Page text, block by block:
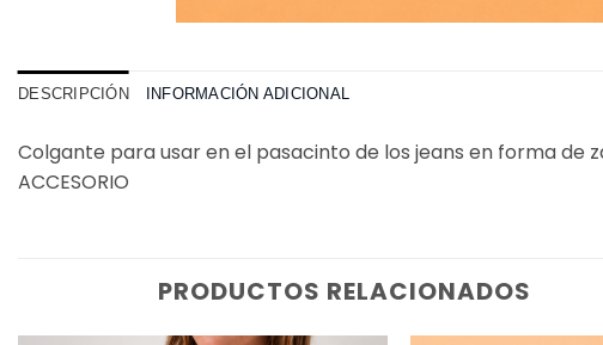
DESCRIPCIÓN INFORMACIÓN ADICIONAL
Colgante para usar en el pasacinto de los jeans en forma de
ACCESORIO
PRODUCTOS RELACIONADOS